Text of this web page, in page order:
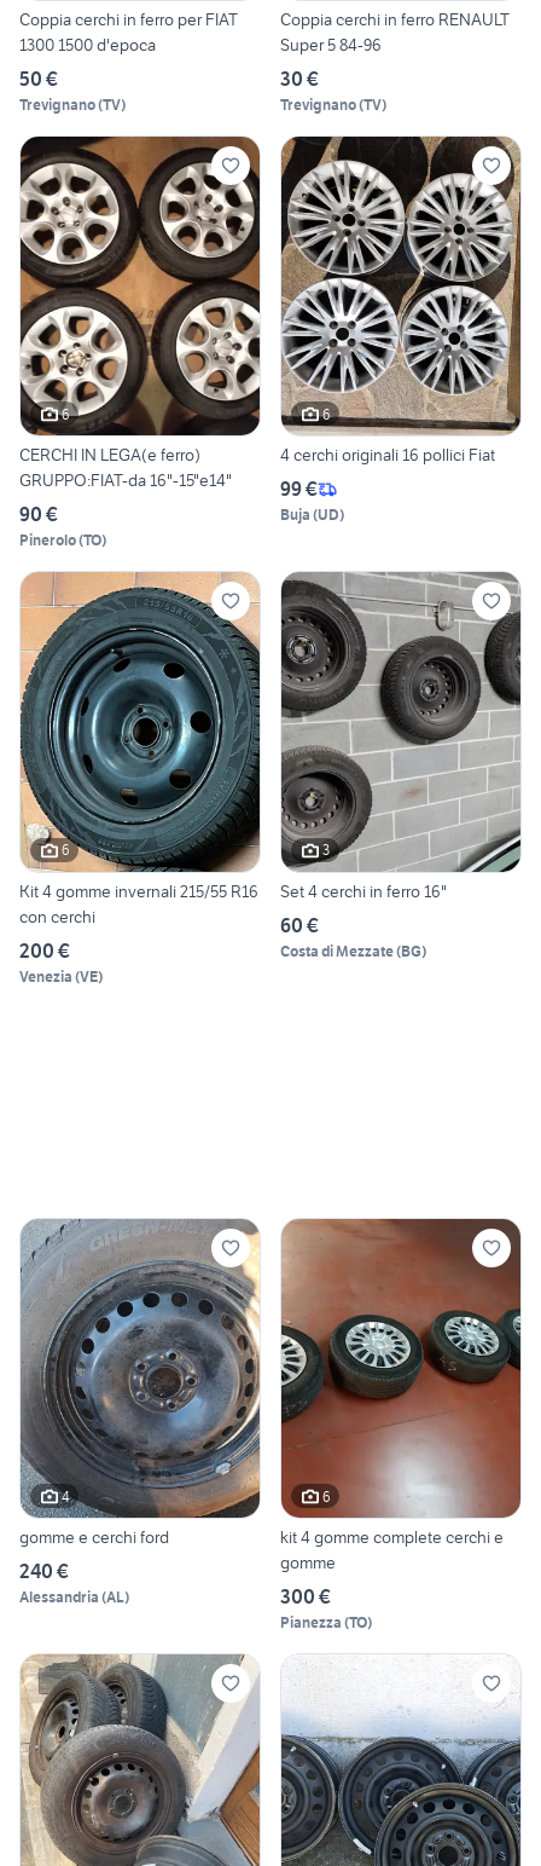
Coppia cerchi in ferro per FIAT
1300 1500 d'epoca
50 €
Trevignano(TV)
Coppia cerchi in ferro RENAULT
Super 5 84-96
30 €
Trevignano(TV)
6
CERCHI IN LEGA(e ferro)
GRUPPO:FIAT-da 16"-15"e14"
90 €
Pinerolo(TO)
6
4 cerchi originali 16 pollici Fiat
99 €
Buja (UD)
6
Kit 4 gomme invernali 215/55 R16
con cerchi
200 €
Venezia (VE)
3
Set 4 cerchi in ferro 16"
60 €
Costa di Mezzate(BG)
4
gomme e cerchi ford
240 €
Alessandria (AL)
6
kit 4 gomme complete cerchi e
gomme
300 €
Pianezza (TO)